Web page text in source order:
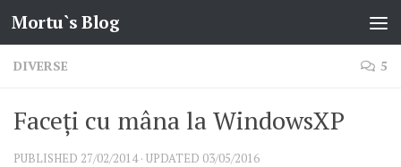
Skip to content
Mortu`s Blog
DIVERSE 5
Faceți cu mâna la WindowsXP
PUBLISHED 27/02/2014· UPDATED 03/05/2016